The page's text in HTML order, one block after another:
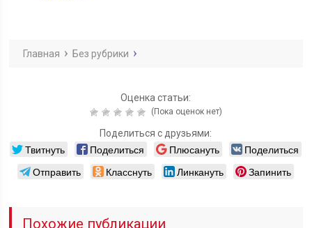
Главная Без рубрики
Оценка статьи:
(Пока оценок нет)
Поделиться с друзьями:
Твитнуть Поделиться Плюсануть
Поделиться
Отправить
Класснуть Линкануть Запинить
Похожие публикации